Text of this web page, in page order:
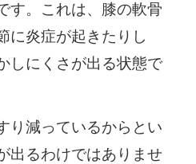
す。これは、膝の軟骨
に炎症が起きたりし
しにくさが出る状態で
り減っているからとい
出るわけではありませ